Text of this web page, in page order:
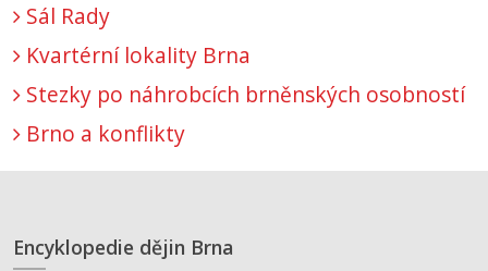
Sál Rady
Kvartérní lokality Brna
Stezky po náhrobcích brněnských osobností
Brno a konflikty
Encyklopedie dějin Brna